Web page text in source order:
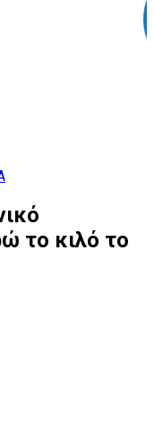
το κιλό το